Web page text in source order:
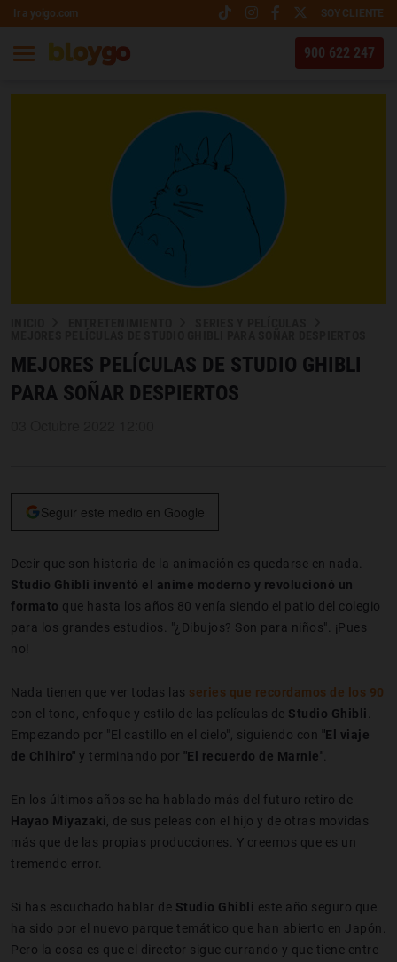
Ir a yoigo.com SOY CLIENTE
900 622 247
MEJORES PELÍCULAS DE STUDIO GHIBLI
PARA SOÑAR DESPIERTOS
Seguir este medio en Google
Decir que son historia de la animación es quedarse en nada.
Studio Ghibli inventó el anime moderno y revolucionó un
formato que hasta los años 80 venía siendo el patio del colegio
para los grandes estudios. "¿Dibujos? Son para niños". ¡Pues
no!
Nada tienen que ver todas las series que recordamos de los 90
con el tono, enfoque y estilo de las películas de Studio Ghibli
Empezando por "El castillo en el cielo", siguiendo con "El viaje
de Chihiro" y terminando por "El recuerdo de Marnie"
En los últimos años se ha hablado más del futuro retiro de
Hayao Miyazaki , de sus peleas con el hijo y de otras movidas
más que de las propias producciones. Y creemos que es un
tremendo error.
Si has escuchado hablar de Studio Ghibli este año seguro que
ha sido por el nuevo parque temático que han abierto en Japón.
Pero la cosa es que el director sigue currando y que tiene entre